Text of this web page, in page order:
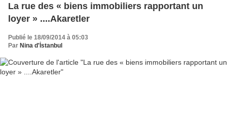
La rue des « biens immobiliers rapportant un
loyer » ....Akaretler
Publié le 18/09/2014 à 05:03
Par Nina d'İstanbul